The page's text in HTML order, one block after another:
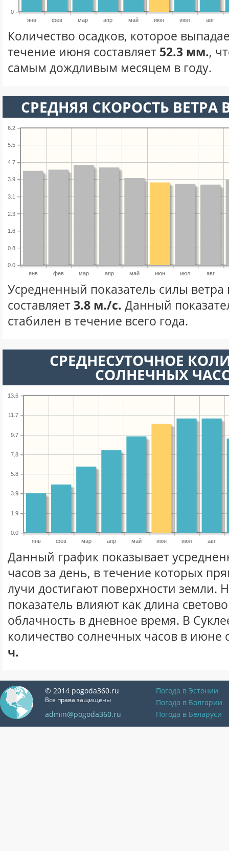
янв фев мар апр май июн июл авг
0
Количество осадков, которое
течение июня составляет 52.3 мм.,
самым дождливым месяцем в году.
СРЕДНЯЯ СКОРОСТЬ
янв фев мар апр май июн июл авг
0.0
0.8
1.6
2.3
3.1
3.9
4.7
5.5
6.2
Усредненный показатель силы
составляет3.8 м./с. Данный
стабилен в течение всего года.
СРЕДНЕСУТОЧНОЕ
СОЛНЕЧНЫХ
янв фев мар апр май июн июл авг
0.0
1.9
3.9
5.8
7.8
9.7
11.7
13.6
Данный график показывает
часов за день, в течение которых
лучи достигают поверхности земли.
показатель влияют как длина
облачность в дневное время. В
количество солнечных часов в июне
ч.
© 2014 pogoda360.ru
Все права защищены
admin@pogoda360.ru
Погода в Эстонии
Погода в Болгарии
Погода в Беларуси